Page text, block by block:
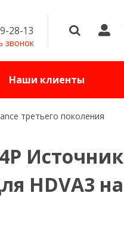
28-13
звонок
Наши клиенты
третьего поколения
Источник
HDVA3 на